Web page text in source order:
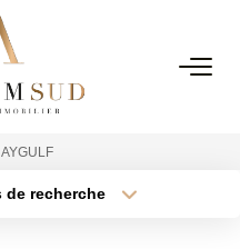
de recherche